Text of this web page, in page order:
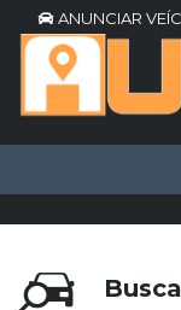
ANUNCIAR